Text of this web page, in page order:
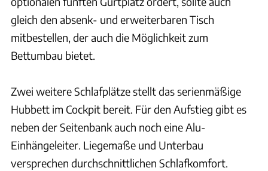
gleich den absenk- und erweiterbaren Tisch
mitbestellen, der auch die Möglichkeit zum
Bettumbau bietet.
Zwei weitere Schlafplätze stellt das serienmäßige
Hubbett im Cockpit bereit. Für den Aufstieg gibt es
neben der Seitenbank auch noch eine Alu-
Einhängeleiter. Liegemaße und Unterbau
versprechen durchschnittlichen Schlafkomfort.